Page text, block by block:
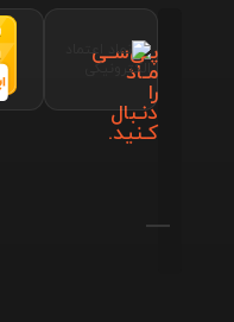
پـی‌سـی
مـاد
را
دنـبال
کـنید.